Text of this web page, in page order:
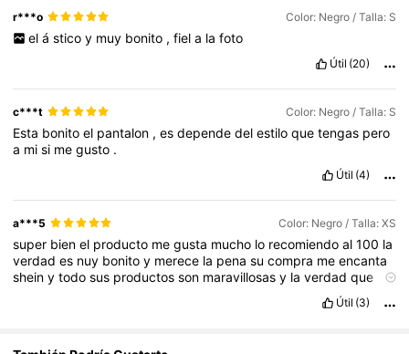
4,84
r***o Color: Negro / Talla: S
el á stico y muy bonito , fiel a la foto
Útil (20)
c***t Color: Negro / Talla: S
Esta bonitoel pantalon ,esdependedelestiloquetengas pero
a misi megusto .
Útil (4)
a***5 Color: Negro / Talla: XS
super bienel producto megusta mucho lo recomiendoal100 la
verdades nuy bonitoy merece la penasucompra meencanta
sheinytodosus productosson maravillosasy laverdadque
y
Útil (3)